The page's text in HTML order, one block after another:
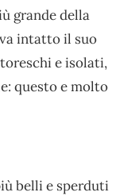
grande della
intatto il suo
e isolati,
questo e molto
belli e sperduti